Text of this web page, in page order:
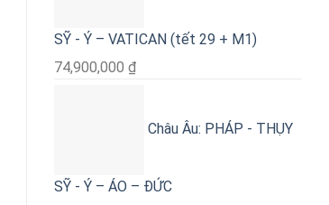
SỸ - Ý – VATICAN (tết 29 + M1)
74,900,000 ₫
Châu Âu: PHÁP - THỤY
SỸ - Ý – ÁO – ĐỨC